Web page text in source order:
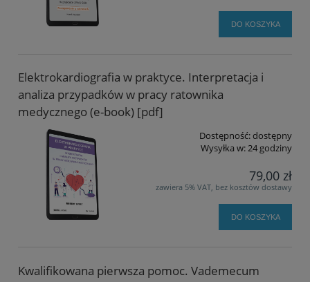
DO KOSZYKA
Elektrokardiografia w praktyce. Interpretacja i
analiza przypadków w pracy ratownika
medycznego (e-book) [pdf]
Dostępność:dostępny
Wysyłka w:24 godziny
79,00 zł
zawiera 5% VAT, bez kosztów dostawy
DO KOSZYKA
Kwalifikowana pierwsza pomoc. Vademecum